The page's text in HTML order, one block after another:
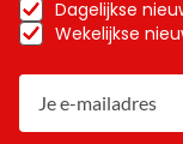
Dagelijkse
Wekelijkse